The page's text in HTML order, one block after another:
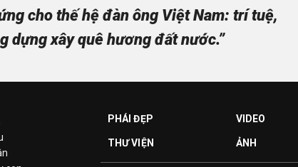
cho thế hệ đàn ông Việt Nam: trí tuệ,
dựng xây quê hương đất nước.”
PHÁI ĐẸP
THƯ VIỆN
VIDEO
ẢNH